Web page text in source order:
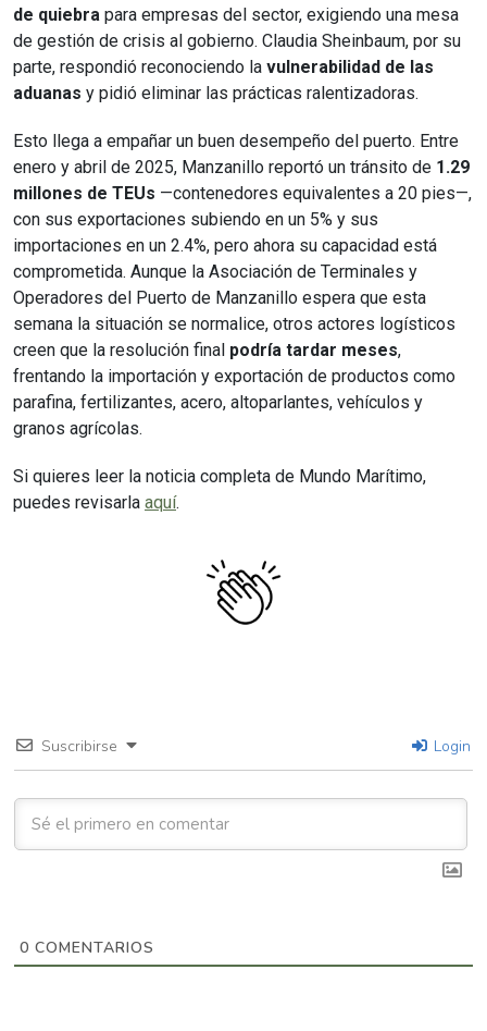
de quiebra para empresas del sector, exigiendo una mesa
de gestión de crisis al gobierno. Claudia Sheinbaum, por su
parte, respondió reconociendo la vulnerabilidad de las
aduanas y pidió eliminar las prácticas ralentizadoras.
Esto llega a empañar un buen desempeño del puerto. Entre
enero y abril de 2025, Manzanillo reportó un tránsito de 1.29
millones de TEUs —contenedores equivalentes a 20 pies—,
con sus exportaciones subiendo en un 5% y sus
importaciones en un 2.4%, pero ahora su capacidad está
comprometida. Aunque la Asociación de Terminales y
Operadores del Puerto de Manzanillo espera que esta
semana la situación se normalice, otros actores logísticos
creen que la resolución final podría tardar meses,
frentando la importación y exportación de productos como
parafina, fertilizantes, acero, altoparlantes, vehículos y
granos agrícolas.
Si quieres leer la noticia completa de Mundo Marítimo,
puedes revisarla aquí.
Suscribirse Login
0 COMENTARIOS